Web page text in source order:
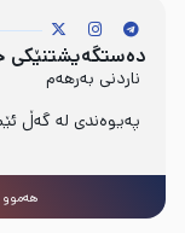
دەستگەیشتنێکی
ناردنی بەرهەم
پەیوەندی لە گەڵ
هەموو